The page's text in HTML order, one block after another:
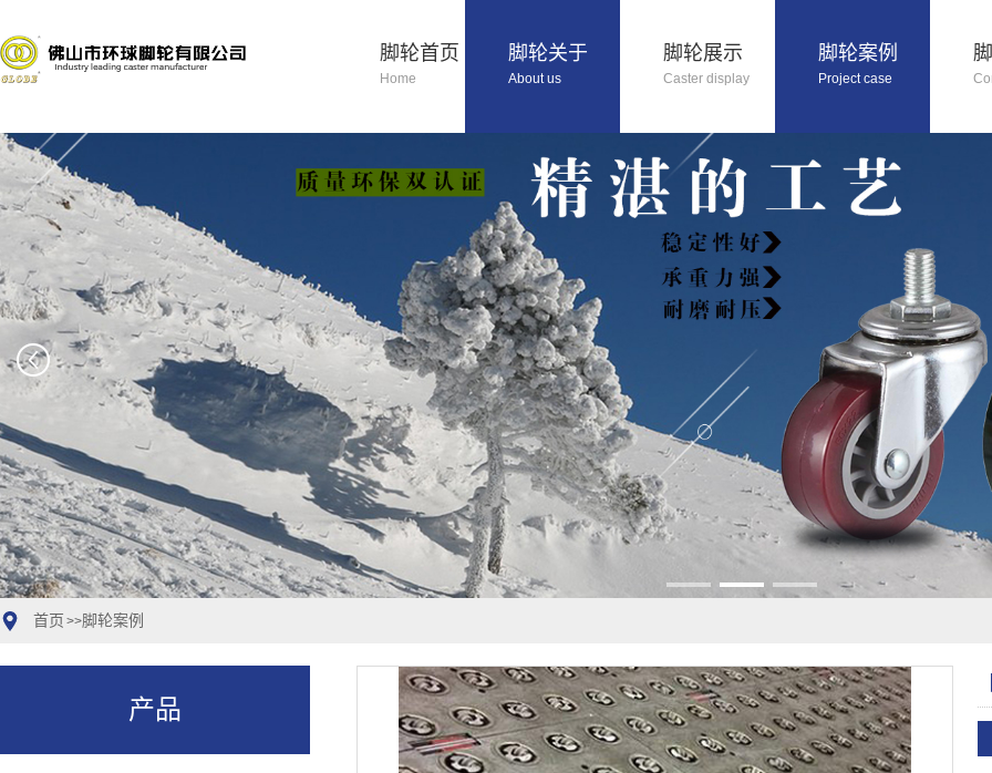
脚轮首页
Home
脚轮关于
About us
脚轮展示
Caster display
脚轮案例
Project case
首页 >>脚轮案例
产品